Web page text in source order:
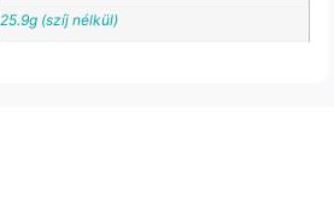
25.9g (szíj nélkül)